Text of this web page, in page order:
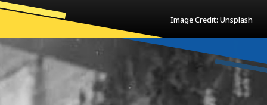
Image Credit: Unsplash